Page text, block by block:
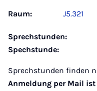
Raum: J5.321
Sprechstunden:
Spechstunde:
Sprechstunden finden
Anmeldung per Mail ist